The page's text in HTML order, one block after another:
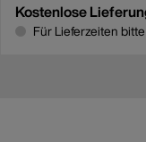
Kostenlose
Für Lieferzeiten bitte